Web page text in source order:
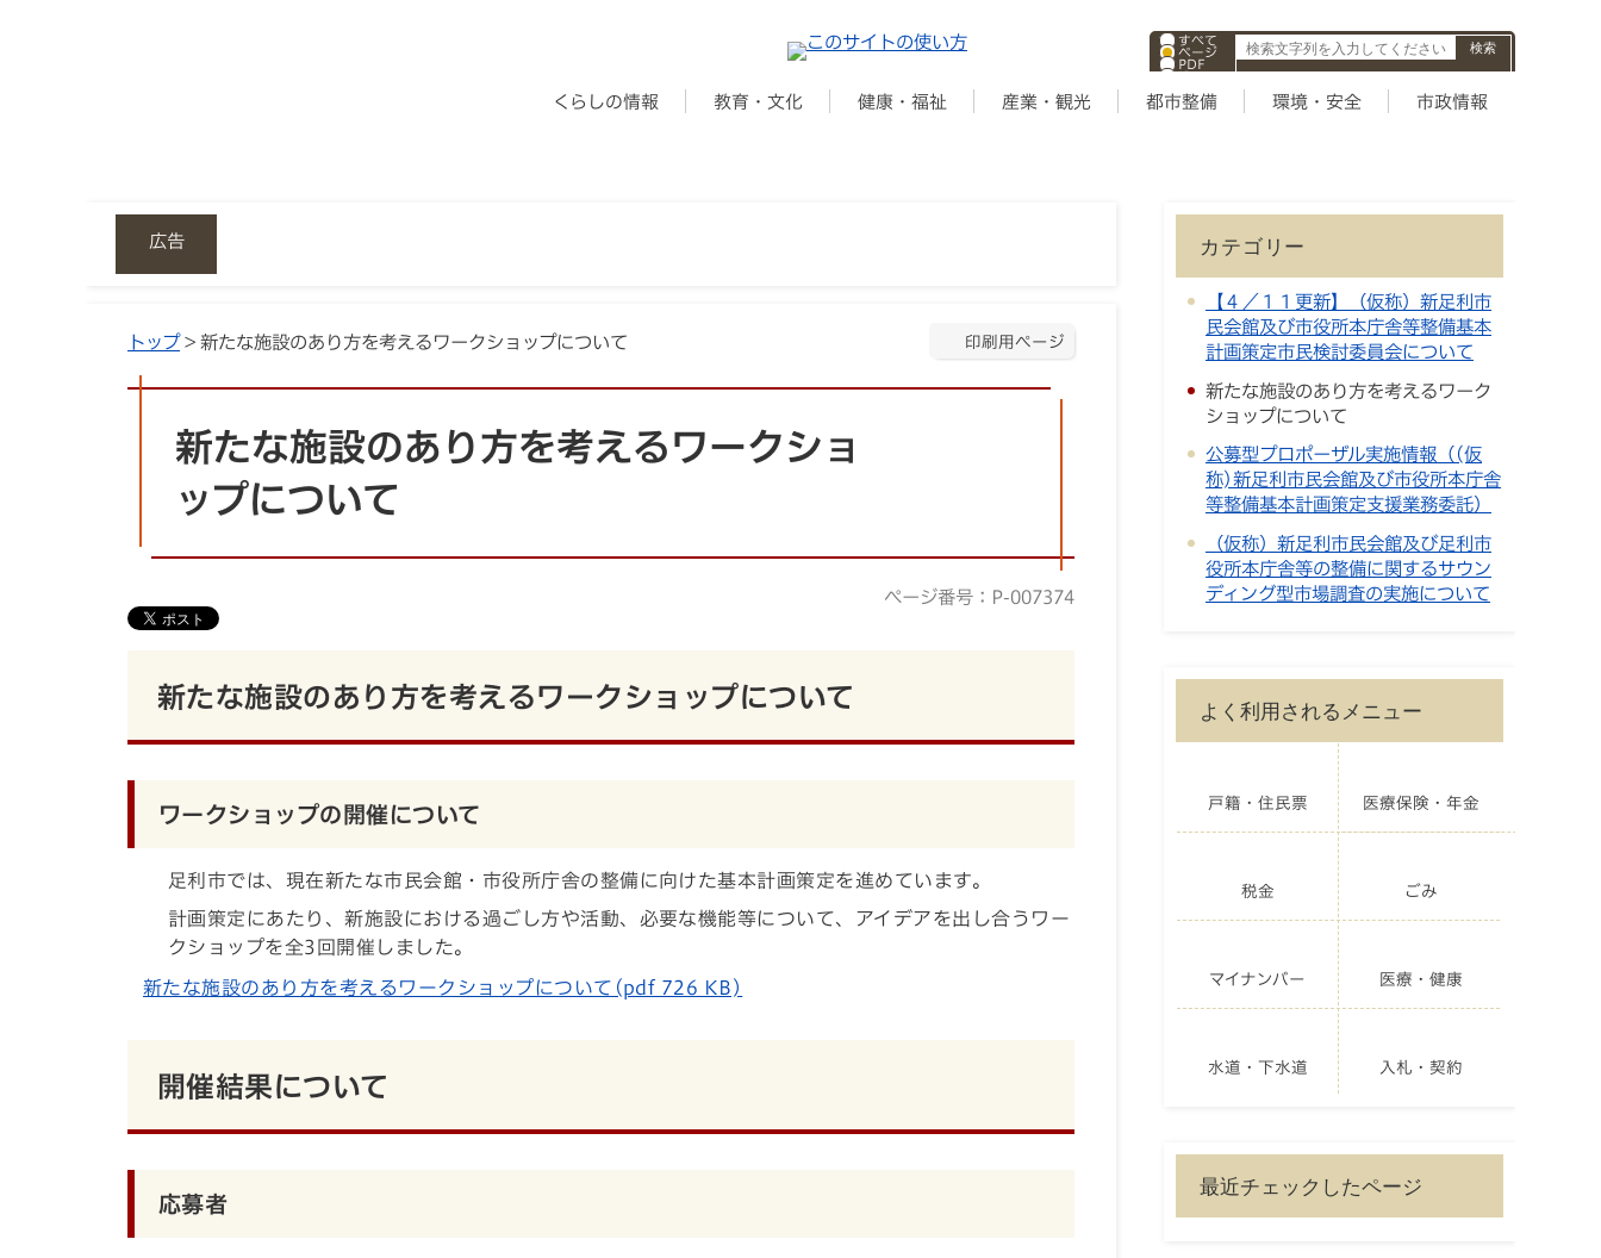
すべて
ページ
PDF
ID
くらしの情報 教育・文化 健康・福祉 産業・観光 都市整備 環境・安全 市政情報
広告
印刷用ページ
トップ> 新たな施設のあり方を考えるワークショップについて
新たな施設のあり方を考えるワークショ
ップについて
ページ番号：P-007374
新たな施設のあり方を考えるワークショップについて
ワークショップの開催について
足利市では、現在新たな市民会館・市役所庁舎の整備に向けた基本計画策定を進めています。
計画策定にあたり、新施設における過ごし方や活動、必要な機能等について、アイデアを出し合うワー
クショップを全3回開催しました。
新たな施設のあり方を考えるワークショップについて(pdf 726 KB)
開催結果について
応募者
カテゴリー
【４／１１更新】（仮称）新足利市
民会館及び市役所本庁舎等整備基本
計画策定市民検討委員会について
新たな施設のあり方を考えるワーク
ショップについて
公募型プロポーザル実施情報（(仮
称)新足利市民会館及び市役所本庁舎
等整備基本計画策定支援業務委託）
（仮称）新足利市民会館及び足利市
役所本庁舎等の整備に関するサウン
ディング型市場調査の実施について
よく利用されるメニュー
戸籍・住民票 医療保険・年金
税金 ごみ
マイナンバー 医療・健康
水道・下水道 入札・契約
最近チェックしたページ